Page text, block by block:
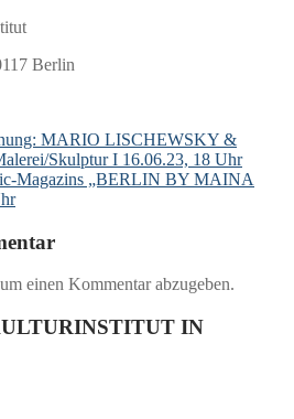
Berlin
MARIO LISCHEWSKY &
Skulptur I 16.06.23, 18 Uhr
Magazins „BERLIN BY MAINA
einen Kommentar abzugeben.
IN